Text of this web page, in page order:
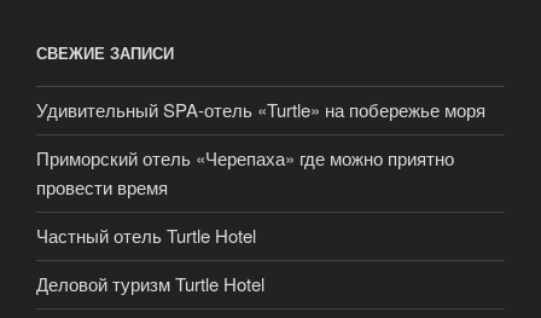
СВЕЖИЕ ЗАПИСИ
Удивительный SPA-отель «Turtle» на побережье моря
Приморский отель «Черепаха» где можно приятно
провести время
Частный отель Turtle Hotel
Деловой туризм Turtle Hotel